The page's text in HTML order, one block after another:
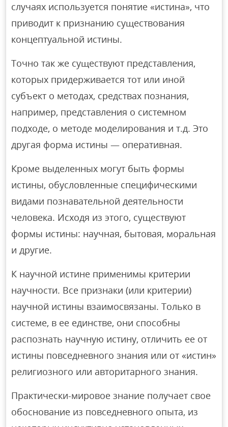
случаях используется понятие «истина», что
приводит к признанию существования
концептуальной истины.
Точно так же существуют представления,
которых придерживается тот или иной
субъект о методах, средствах познания,
например, представления о системном
подходе, о методе моделирования и т.д. Это
другая форма истины — оперативная.
Кроме выделенных могут быть формы
истины, обусловленные специфическими
видами познавательной деятельности
человека. Исходя из этого, существуют
формы истины: научная, бытовая, моральная
и другие.
К научной истине применимы критерии
научности. Все признаки (или критерии)
научной истины взаимосвязаны. Только в
системе, в ее единстве, они способны
распознать научную истину, отличить ее от
истины повседневного знания или от «истин»
религиозного или авторитарного знания.
Практически-мировое знание получает свое
обоснование из повседневного опыта, из